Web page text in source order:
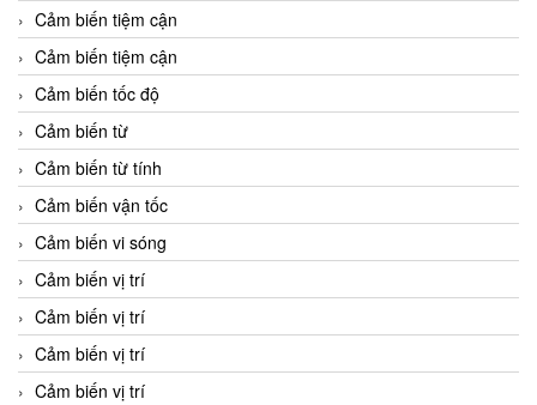
Cảm biến tiệm cận
Cảm biến tiệm cận
Cảm biến tốc độ
Cảm biến từ
Cảm biến từ tính
Cảm biến vận tốc
Cảm biến vi sóng
Cảm biến vị trí
Cảm biến vị trí
Cảm biến vị trí
Cảm biến vị trí